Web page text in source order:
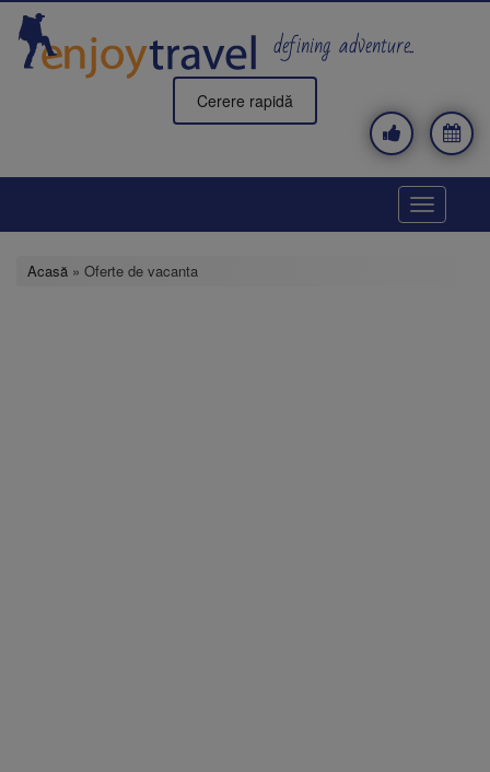
Mergi
conţinutul
principal
defining adventure..
Cerere rapidă
Toggle
Acasă » Oferte de vacanta